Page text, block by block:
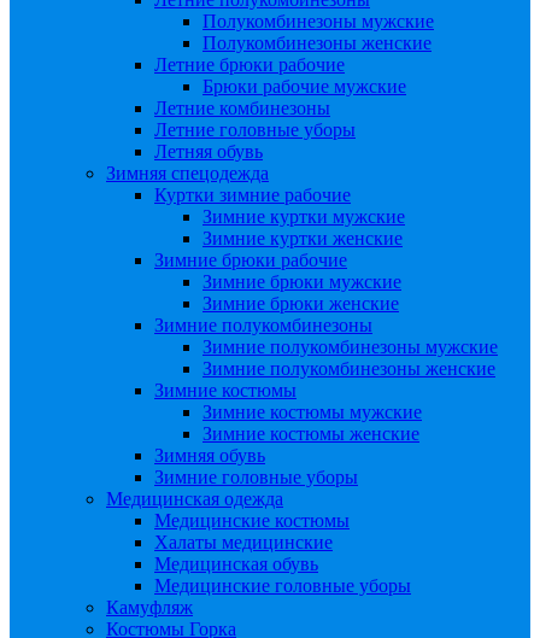
Полукомбинезоны мужские
Полукомбинезоны женские
Летние брюки рабочие
Брюки рабочие мужские
Летние комбинезоны
Летние головные уборы
Летняя обувь
Зимняя спецодежда
Куртки зимние рабочие
Зимние куртки мужские
Зимние куртки женские
Зимние брюки рабочие
Зимние брюки мужские
Зимние брюки женские
Зимние полукомбинезоны
Зимние полукомбинезоны мужские
Зимние полукомбинезоны женские
Зимние костюмы
Зимние костюмы мужские
Зимние костюмы женские
Зимняя обувь
Зимние головные уборы
Медицинская одежда
Медицинские костюмы
Халаты медицинские
Медицинская обувь
Медицинские головные уборы
Камуфляж
Костюмы Горка